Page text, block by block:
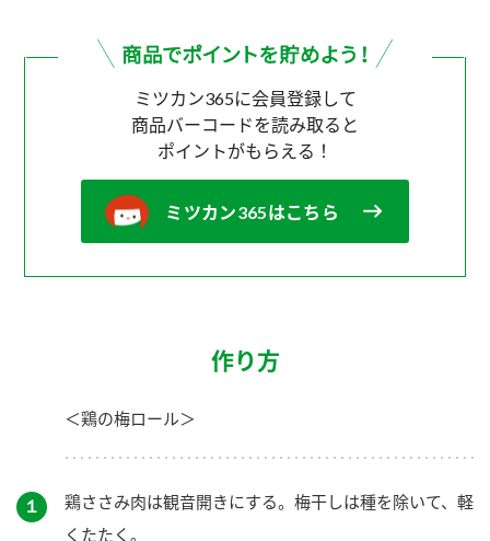
ミツカン365に会員登録して
商品バーコードを読み取ると
ポイントがもらえる！
ミツカン365はこちら
作り方
＜鶏の梅ロール＞
１
鶏ささみ肉は観音開きにする。梅干しは種を除いて、軽
くたたく。